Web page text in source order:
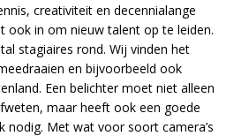
creativiteit en decennialange
ook in om nieuw talent op te leiden.
stagiaires rond. Wij vinden het
en bijvoorbeeld ook
Een belichter moet niet alleen
maar heeft ook een goede
nodig. Met wat voor soort camera’s